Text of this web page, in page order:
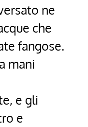
ne
che
fangose.
mani
e gli
e